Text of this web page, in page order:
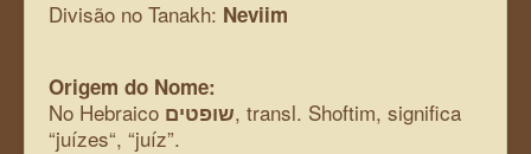
Divisão no Tanakh: Neviim
Origem do Nome:
No Hebraico שופטים, transl. Shoftim, significa
“juízes“, “juíz”.